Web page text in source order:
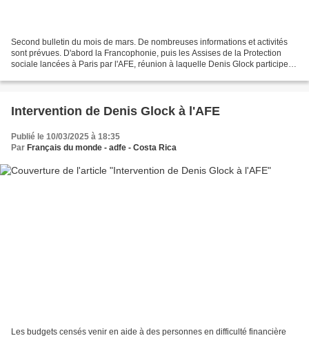
Second bulletin du mois de mars. De nombreuses informations et activités
sont prévues. D'abord la Francophonie, puis les Assises de la Protection
sociale lancées à Paris par l'AFE, réunion à laquelle Denis Glock participe
Intervention de Denis Glock à l'AFE
Publié le 10/03/2025 à 18:35
Par Français du monde - adfe - Costa Rica
Les budgets censés venir en aide à des personnes en difficulté financière